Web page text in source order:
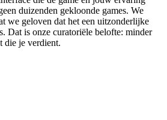
duizenden gekloonde games. We
we geloven dat het een uitzonderlijke
Dat is onze curatoriële belofte: minder
die je verdient.